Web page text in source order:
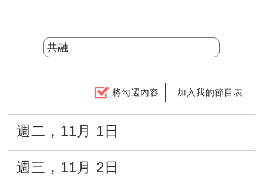
分類
將勾選內容 加入我的節目表
週二 ， 11月 1日
週三 ， 11月 2日